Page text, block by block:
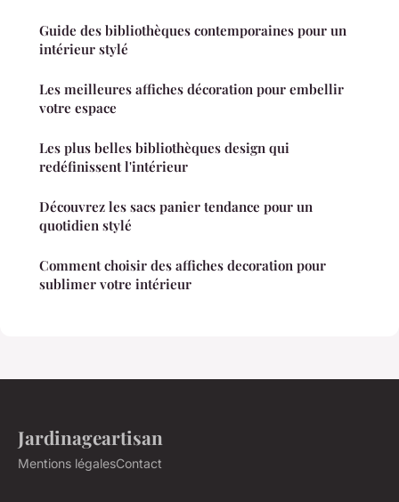
Guide des bibliothèques contemporaines pour un
intérieur stylé
Les meilleures affiches décoration pour embellir
votre espace
Les plus belles bibliothèques design qui
redéfinissent l'intérieur
Découvrez les sacs panier tendance pour un
quotidien stylé
Comment choisir des affiches decoration pour
sublimer votre intérieur
Jardinageartisan
Mentions légalesContact